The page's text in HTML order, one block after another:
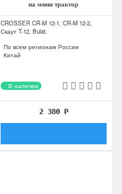
на мини трактор
CROSSER CR-M 12-1, CR-M 12-2,
Скаут T-12, Bulat.
По всем регионам России
Китай
В наличии
2 380 Р